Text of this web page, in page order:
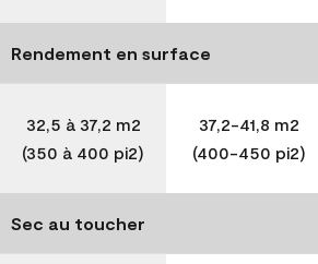
Rendement en surface
32,5 à 37,2 m2
(350 à 400 pi2)
37,2-41,8 m2
(400-450 pi2)
Sec au toucher